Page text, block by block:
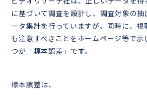
に基づいて調査を設計し、調査対象の
ータ集計を行っていますが、同時に、視
も注意すべきことをホームページ等で示
つが「標本誤差」です。
標本誤差は、